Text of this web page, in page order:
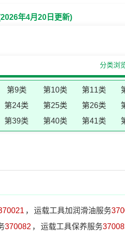
年4月20日更新)
分类浏
第9类 第10类 第11类
第24类 第25类 第26类
第39类 第40类 第41类
， 运载工具加润滑油服务
370082 ， 运载工具保养服务